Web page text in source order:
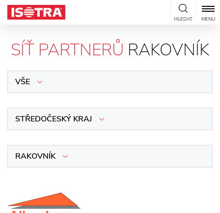
Přeskočit na obsah
HLEDAT MENU
SÍŤ PARTNERŮ RAKOVNÍK
VŠE
STŘEDOČESKÝ KRAJ
RAKOVNÍK